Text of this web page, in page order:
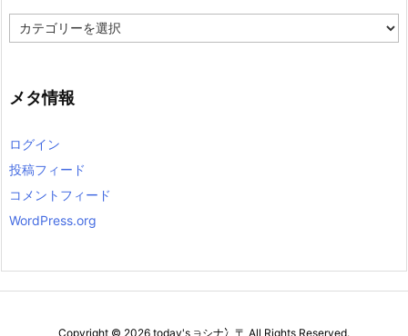
テ
ー
メタ情報
ログイン
投稿フィード
コメントフィード
WordPress.org
Copyright © 2026 today's ∋シナ冫〒 All Rights Reserved.